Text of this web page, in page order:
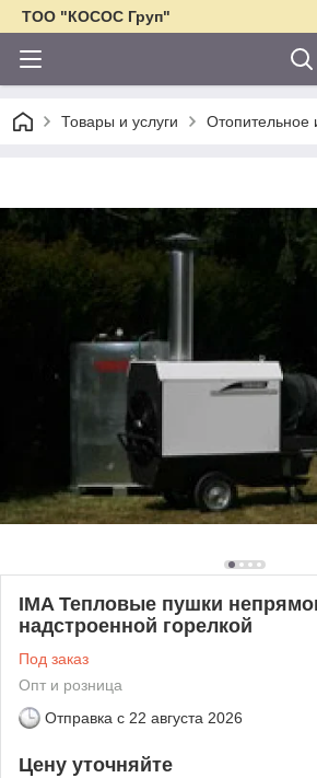
ТОО "КОСОС Груп"
Товары и услуги Отопительное
IMA Тепловые пушки
надстроенной горелкой
Под заказ
Опт и розница
Отправка с 22 августа 2026
Цену уточняйте